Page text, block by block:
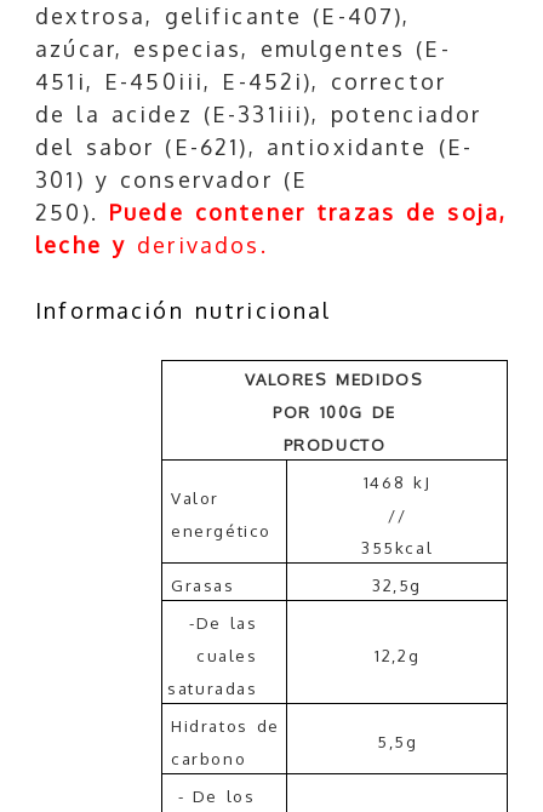
dextrosa, gelificante (E-407),
azúcar, especias, emulgentes (E-
451i, E-450iii, E-452i), corrector
de la acidez (E-331iii), potenciador
del sabor (E-621), antioxidante (E-
301) y conservador (E
250). Puede contener trazas de soja,
leche y derivados.
Información nutricional
VALORES MEDIDOS
POR 100G DE
PRODUCTO
Valor
energético
1468 kJ
//
355kcal
Grasas
32,5g
-De las
cuales
saturadas
12,2g
Hidratos de
carbono
5,5g
- De los